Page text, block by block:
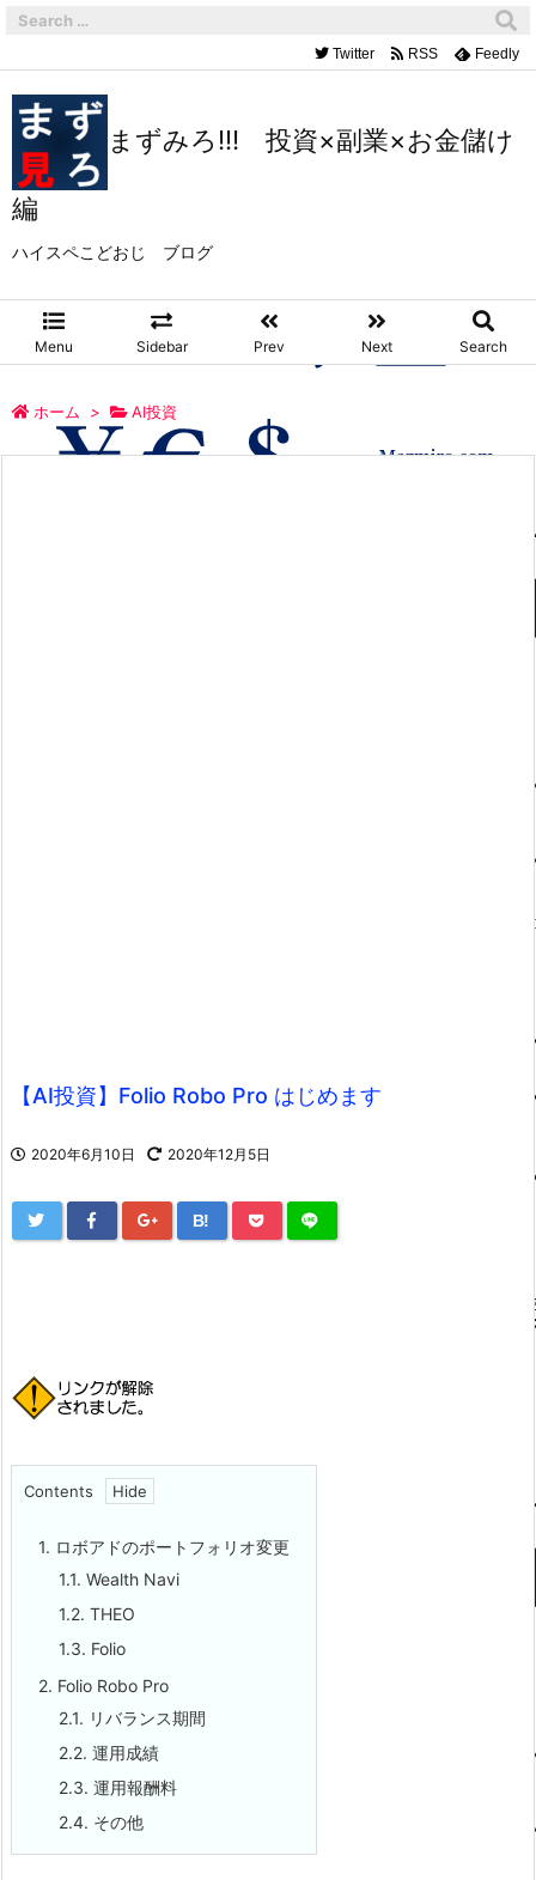
まずみろ!!! 投資×副業×お金儲け
編
ハイスペこどおじ ブログ
Menu Sidebar Prev Next Search
Twitter RSS Feedly
ホーム > AI投資
【AI投資】Folio Robo Pro はじめます
2020年6月10日 2020年12月5日
B!
Contents
1. ロボアドのポートフォリオ変更
1.1. Wealth Navi
1.2. THEO
1.3. Folio
2. Folio Robo Pro
2.1. リバランス期間
2.2. 運用成績
2.3. 運用報酬料
2.4. その他